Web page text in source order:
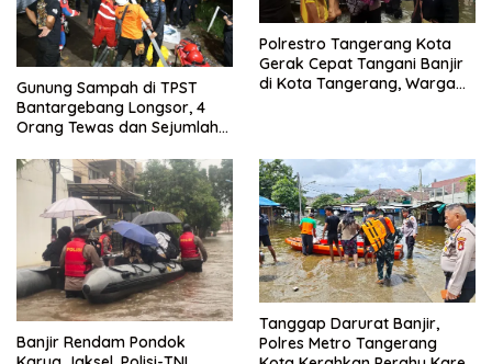
Gunung Sampah di TPST
Bantargebang Longsor, 4
Orang Tewas dan Sejumlah
Polrestro Tangerang Kota
Gerak Cepat Tangani Banjir
di Kota Tangerang, Warga
Banjir Rendam Pondok
Tanggap Darurat Banjir,
Polres Metro Tangerang